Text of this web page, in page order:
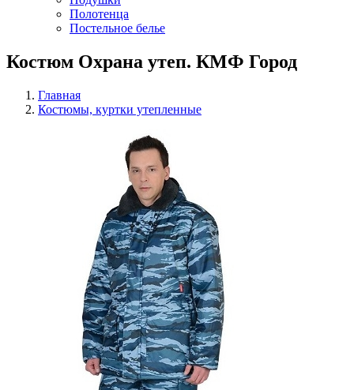
Полотенца
Постельное белье
Костюм Охрана утеп. КМФ Город
Главная
Костюмы, куртки утепленные